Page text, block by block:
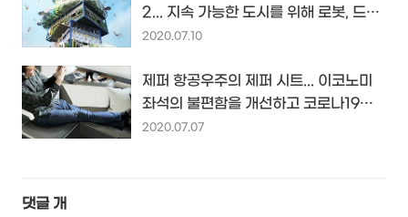
2... 지속 가능한 도시를 위해 로봇, 드론
과의 공존을 꿈꾸는 마천루...
2020.07.10
제퍼 항공우주의 제퍼 시트... 이코노미
좌석의 불편함을 개선하고 코로나19의
사회적 거리두기까지 고려하다...
2020.07.07
댓글 개